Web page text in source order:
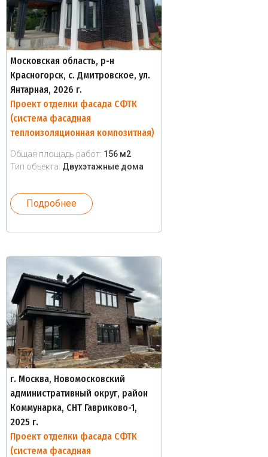
Московская область, р-н
Красногорск, с. Дмитровское, ул.
Янтарная, 2026 г.
Проект отделки фасада СФТК
(система фасадная
теплоизоляционная композитная)
Общая площадь работ: 156 м2
Тип объекта: Двухэтажные дома
Подробнее
г. Москва, Новомосковский
административный округ, район
Коммунарка, СНТ Гавриково-1,
2025 г.
Проект отделки фасада СФТК
(система фасадная